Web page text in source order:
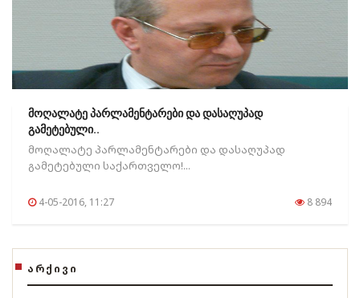
მოღალატე პარლამენტარები და დასაღუპად
გამეტებული..
მოღალატე პარლამენტარები და დასაღუპად
გამეტებული საქართველო!...
4-05-2016, 11:27 8 894
ᲐᲠᲥᲘᲕᲘ